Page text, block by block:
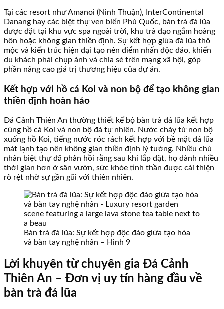
Tại các resort như Amanoi (Ninh Thuận), InterContinental
Danang hay các biệt thự ven biển Phú Quốc, bàn trà đá lũa
được đặt tại khu vực spa ngoài trời, khu trà đạo ngắm hoàng
hôn hoặc không gian thiền định. Sự kết hợp giữa đá lũa thô
mộc và kiến trúc hiện đại tạo nên điểm nhấn độc đáo, khiến
du khách phải chụp ảnh và chia sẻ trên mạng xã hội, góp
phần nâng cao giá trị thương hiệu của dự án.
Kết hợp với hồ cá Koi và non bộ để tạo không gian
thiền định hoàn hảo
Đá Cảnh Thiên An thường thiết kế bộ bàn trà đá lũa kết hợp
cùng hồ cá Koi và non bộ đá tự nhiên. Nước chảy từ non bộ
xuống hồ Koi, tiếng nước róc rách kết hợp với bề mặt đá lũa
mát lạnh tạo nên không gian thiền định lý tưởng. Nhiều chủ
nhân biệt thự đã phản hồi rằng sau khi lắp đặt, họ dành nhiều
thời gian hơn ở sân vườn, sức khỏe tinh thần được cải thiện
rõ rệt nhờ sự gần gũi với thiên nhiên.
Bàn trà đá lũa: Sự kết hợp độc đáo giữa tạo hóa
và bàn tay nghệ nhân – Hình 9
Lời khuyên từ chuyên gia Đá Cảnh
Thiên An – Đơn vị uy tín hàng đầu về
bàn trà đá lũa